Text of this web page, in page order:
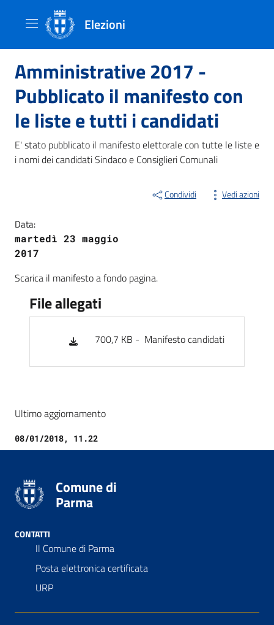
Elezioni
Amministrative 2017 -
Pubblicato il manifesto con
le liste e tutti i candidati
E' stato pubblicato il manifesto elettorale con tutte le liste e
i nomi dei candidati Sindaco e Consiglieri Comunali
Condividi Vedi azioni
Data:
martedì 23 maggio
2017
Scarica il manifesto a fondo pagina.
File allegati
700,7 KB - Manifesto candidati
Ultimo aggiornamento
08/01/2018, 11.22
Comune di
Parma
CONTATTI
Il Comune di Parma
Posta elettronica certificata
URP